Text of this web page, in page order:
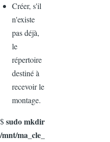
Créer, s'il
n'existe
pas déjà,
le
répertoire
destiné à
recevoir le
montage.
$sudo mkdir
/mnt/ma_cle_